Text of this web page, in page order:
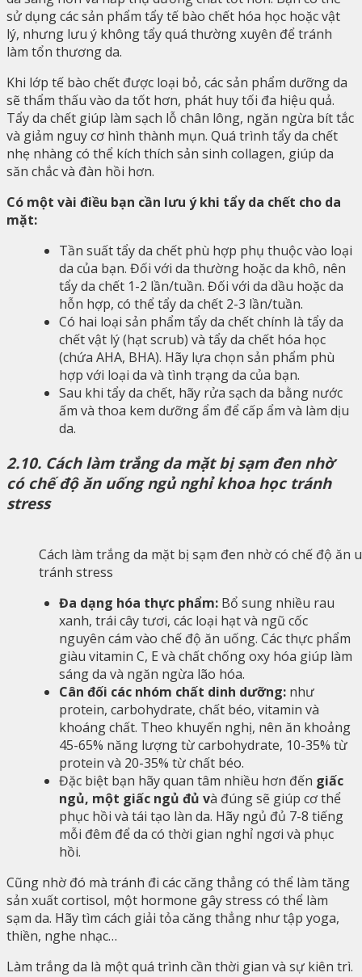
sử dụng các sản phẩm tẩy tế bào chết hóa học hoặc vật
lý, nhưng lưu ý không tẩy quá thường xuyên để tránh
làm tổn thương da.
Khi lớp tế bào chết được loại bỏ, các sản phẩm dưỡng da
sẽ thẩm thấu vào da tốt hơn, phát huy tối đa hiệu quả.
Tẩy da chết giúp làm sạch lỗ chân lông, ngăn ngừa bít tắc
và giảm nguy cơ hình thành mụn. Quá trình tẩy da chết
nhẹ nhàng có thể kích thích sản sinh collagen, giúp da
săn chắc và đàn hồi hơn.
Có một vài điều bạn cần lưu ý khi tẩy da chết cho da
mặt:
Tần suất tẩy da chết phù hợp phụ thuộc vào loại
da của bạn. Đối với da thường hoặc da khô, nên
tẩy da chết 1-2 lần/tuần. Đối với da dầu hoặc da
hỗn hợp, có thể tẩy da chết 2-3 lần/tuần.
Có hai loại sản phẩm tẩy da chết chính là tẩy da
chết vật lý (hạt scrub) và tẩy da chết hóa học
(chứa AHA, BHA). Hãy lựa chọn sản phẩm phù
hợp với loại da và tình trạng da của bạn.
Sau khi tẩy da chết, hãy rửa sạch da bằng nước
ấm và thoa kem dưỡng ẩm để cấp ẩm và làm dịu
da.
2.10. Cách làm trắng da mặt bị sạm đen nhờ
có chế độ ăn uống ngủ nghỉ khoa học tránh
stress
Cách làm trắng da mặt bị sạm đen nhờ có chế độ ăn
tránh stress
Đa dạng hóa thực phẩm: Bổ sung nhiều rau
xanh, trái cây tươi, các loại hạt và ngũ cốc
nguyên cám vào chế độ ăn uống. Các thực phẩm
giàu vitamin C, E và chất chống oxy hóa giúp làm
sáng da và ngăn ngừa lão hóa.
Cân đối các nhóm chất dinh dưỡng: như
protein, carbohydrate, chất béo, vitamin và
khoáng chất. Theo khuyến nghị, nên ăn khoảng
45-65% năng lượng từ carbohydrate, 10-35% từ
protein và 20-35% từ chất béo.
Đặc biệt bạn hãy quan tâm nhiều hơn đến giấc
ngủ, một giấc ngủ đủ và đúng sẽ giúp cơ thể
phục hồi và tái tạo làn da. Hãy ngủ đủ 7-8 tiếng
mỗi đêm để da có thời gian nghỉ ngơi và phục
hồi.
Cũng nhờ đó mà tránh đi các căng thẳng có thể làm tăng
sản xuất cortisol, một hormone gây stress có thể làm
sạm da. Hãy tìm cách giải tỏa căng thẳng như tập yoga,
thiền, nghe nhạc…
Làm trắng da là một quá trình cần thời gian và sự kiên trì.